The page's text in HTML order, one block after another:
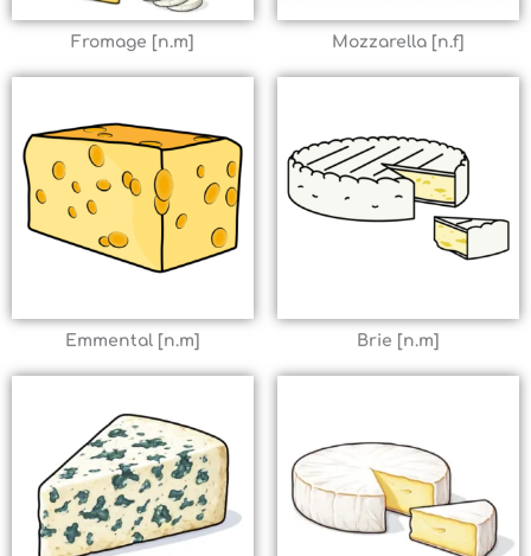
Fromage [n.m] Mozzarella [n.f]
Emmental [n.m] Brie [n.m]